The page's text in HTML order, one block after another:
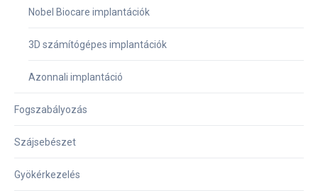
Nobel Biocare implantációk
3D számítógépes implantációk
Azonnali implantáció
Fogszabályozás
Szájsebészet
Gyökérkezelés